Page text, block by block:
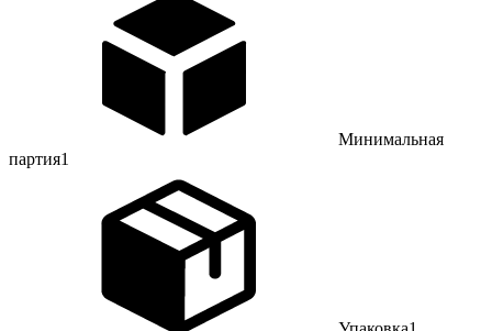
Минимальная
партия1